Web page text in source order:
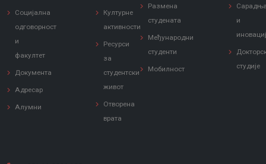
Социјална
одговорност
и
факултет
Документа
Адресар
Алумни
Културне
активности
Ресурси
за
студентски
живот
Отворена
врата
Размена
студената
Међународни
студенти
Мобилност
и
студије